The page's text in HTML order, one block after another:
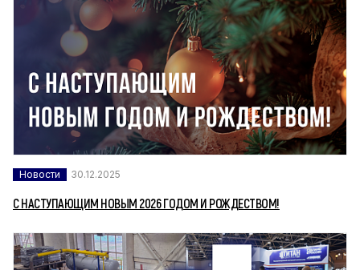
Новости 30.12.2025
С НАСТУПАЮЩИМ НОВЫМ 2026 ГОДОМ И РОЖДЕСТВОМ!